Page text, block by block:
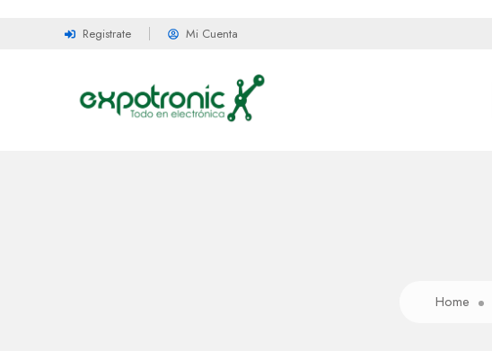
Registrate Mi Cuenta
Home